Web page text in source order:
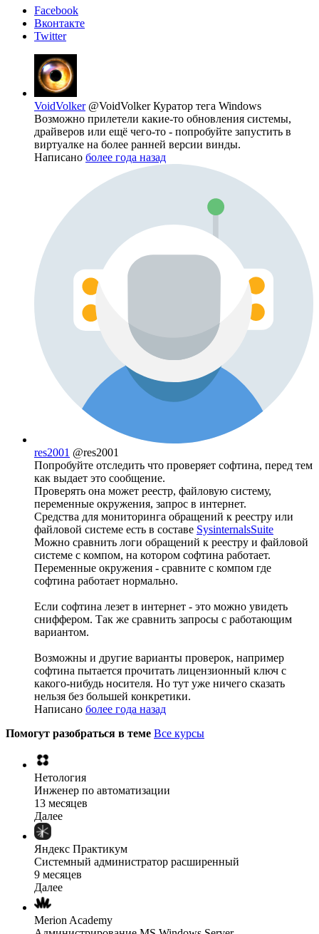
Facebook
Вконтакте
Twitter
VoidVolker @VoidVolkerКуратор тега Windows
Возможно прилетели какие-то обновления системы,
драйверов или ещё чего-то - попробуйте запустить в
виртуалке на более ранней версии винды.
Написано более года назад
res2001 @res2001
Попробуйте отследить что проверяет софтина, перед тем
как выдает это сообщение.
Проверять она может реестр, файловую систему,
переменные окружения, запрос в интернет.
Средства для мониторинга обращений к реестру или
файловой системе есть в составе SysinternalsSuite
Можно сравнить логи обращений к реестру и файловой
системе с компом, на котором софтина работает.
Переменные окружения - сравните с компом где
софтина работает нормально.
Если софтина лезет в интернет - это можно увидеть
сниффером. Так же сравнить запросы с работающим
вариантом.
Возможны и другие варианты проверок, например
софтина пытается прочитать лицензионный ключ с
какого-нибудь носителя. Но тут уже ничего сказать
нельзя без большей конкретики.
Написано более года назад
Помогут разобраться в теме Все курсы
Нетология
Инженер по автоматизации
13 месяцев
Далее
Яндекс Практикум
Системный администратор расширенный
9 месяцев
Далее
Merion Academy